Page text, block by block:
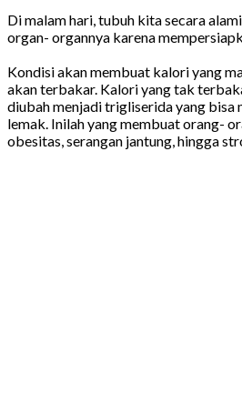
Di malam hari, tubuh kita secara
organ- organnya karena
Kondisi akan membuat kalori yang
akan terbakar. Kalori yang tak
diubah menjadi trigliserida yang bisa
lemak. Inilah yang membuat orang-
obesitas, serangan jantung, hingga